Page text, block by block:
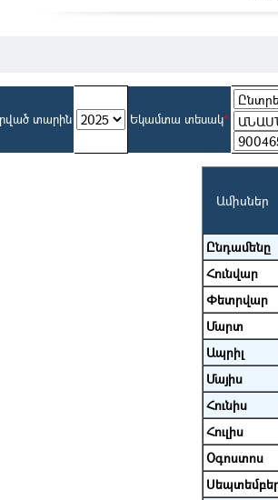
տարին Եկամտա տեսակ*
Ամիսներ
Ընդամենը
Հունվար
Փետրվար
Մարտ
Ապրիլ
Մայիս
Հունիս
Հուլիս
Օգոստոս